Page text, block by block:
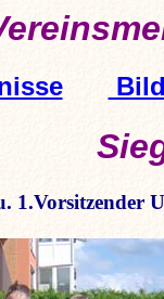
1.Vorsitzender